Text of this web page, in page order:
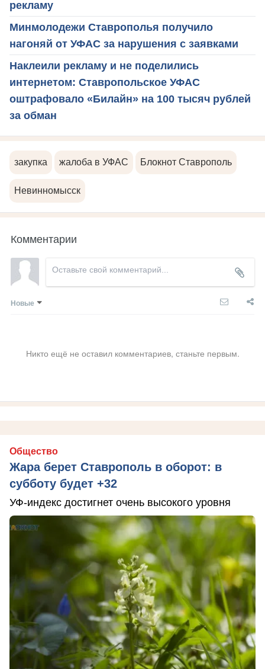
рекламу
Минмолодежи Ставрополья получило
нагоняй от УФАС за нарушения с заявками
Наклеили рекламу и не поделились
интернетом: Ставропольское УФАС
оштрафовало «Билайн» на 100 тысяч рублей
за обман
закупка жалоба в УФАС Блокнот Ставрополь
Невинномысск
Комментарии
Новые
Никто ещё не оставил комментариев, станьте первым.
Общество
Жара берет Ставрополь в оборот: в
субботу будет +32
УФ-индекс достигнет очень высокого уровня